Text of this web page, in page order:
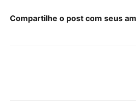
Compartilhe o post com seus